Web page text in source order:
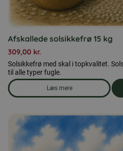
Afskallede solsikkefrø 15 kg
309,00 kr.
Solsikkefrø med skal i topkvalitet.
til alle typer fugle.
Læs mere
om produkten